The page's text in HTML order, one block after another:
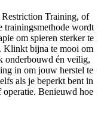
Training, of
trainingsmethode wordt
om spieren sterker te
Klinkt bijna te mooi om
onderbouwd én veilig,
in om jouw herstel te
als je beperkt bent in
operatie. Benieuwd hoe